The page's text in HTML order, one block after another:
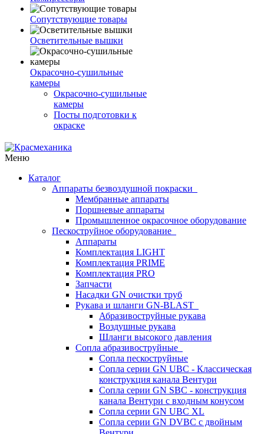
Сопутствующие товары
Осветительные вышки
Окрасочно-сушильные
камеры
Окрасочно-сушильные
камеры
Посты подготовки к
окраске
Меню
Каталог
Аппараты безвоздушной покраски
Мембранные аппараты
Поршневые аппараты
Промышленное окрасочное оборудование
Пескоструйное оборудование
Аппараты
Комплектация LIGHT
Комплектация PRIME
Комплектация PRO
Запчасти
Насадки GN очистки труб
Рукава и шланги GN-BLAST
Абразивоструйные рукава
Воздушные рукава
Шланги высокого давления
Сопла абразивоструйные
Сопла пескоструйные
Сопла серии GN UBC - Классическая
конструкция канала Вентури
Сопла серии GN SBC - конструкция
канала Вентури c входным конусом
Сопла серии GN UBC XL
Сопла серии GN DVBC с двойным